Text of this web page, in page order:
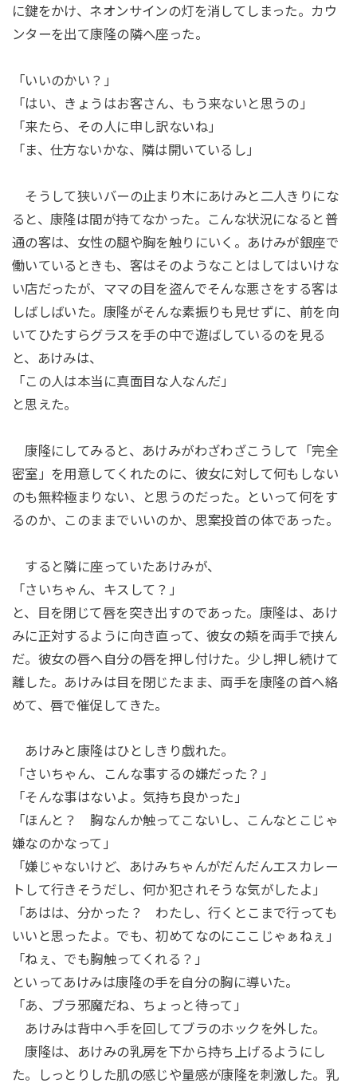
に鍵をかけ、ネオンサインの灯を消してしまった。カウ
ンターを出て康隆の隣へ座った。
「いいのかい？」
「はい、きょうはお客さん、もう来ないと思うの」
「来たら、その人に申し訳ないね」
「ま、仕方ないかな、隣は開いているし」
そうして狭いバーの止まり木にあけみと二人きりにな
ると、康隆は間が持てなかった。こんな状況になると普
通の客は、女性の腿や胸を触りにいく。あけみが銀座で
働いているときも、客はそのようなことはしてはいけな
い店だったが、ママの目を盗んでそんな悪さをする客は
しばしばいた。康隆がそんな素振りも見せずに、前を向
いてひたすらグラスを手の中で遊ばしているのを見る
と、あけみは、
「この人は本当に真面目な人なんだ」
と思えた。
康隆にしてみると、あけみがわざわざこうして「完全
密室」を用意してくれたのに、彼女に対して何もしない
のも無粋極まりない、と思うのだった。といって何をす
るのか、このままでいいのか、思案投首の体であった。
すると隣に座っていたあけみが、
「さいちゃん、キスして？」
と、目を閉じて唇を突き出すのであった。康隆は、あけ
みに正対するように向き直って、彼女の頬を両手で挟ん
だ。彼女の唇へ自分の唇を押し付けた。少し押し続けて
離した。あけみは目を閉じたまま、両手を康隆の首へ絡
めて、唇で催促してきた。
あけみと康隆はひとしきり戯れた。
「さいちゃん、こんな事するの嫌だった？」
「そんな事はないよ。気持ち良かった」
「ほんと？ 胸なんか触ってこないし、こんなとこじゃ
嫌なのかなって」
「嫌じゃないけど、あけみちゃんがだんだんエスカレー
トして行きそうだし、何か犯されそうな気がしたよ」
「あはは、分かった？ わたし、行くとこまで行っても
いいと思ったよ。でも、初めてなのにここじゃぁねぇ」
「ねぇ、でも胸触ってくれる？」
といってあけみは康隆の手を自分の胸に導いた。
「あ、ブラ邪魔だね、ちょっと待って」
あけみは背中へ手を回してブラのホックを外した。
康隆は、あけみの乳房を下から持ち上げるようにし
た。しっとりした肌の感じや量感が康隆を刺激した。乳